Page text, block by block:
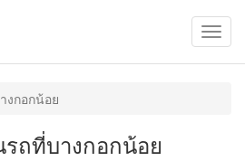
งกอกน้อย
ถที่บางกอกน้อย